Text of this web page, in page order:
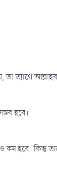
তা ত্যাগে
হবে।
হবে। কিন্তু